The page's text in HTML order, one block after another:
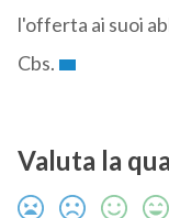
l'offerta ai suoi
Cbs.
Valuta la